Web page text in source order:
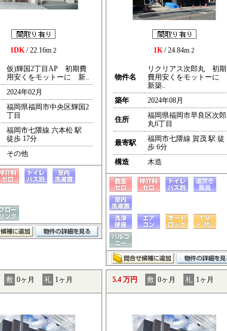
1DK/ 22.16m 2
仮)輝国2丁目AP 初期費
用安くをモットーに 新..
2024年02月
福岡県福岡市中央区輝国2
丁目
福岡市七隈線 六本松 駅
徒歩 17分
その他
1K/ 24.84m 2
物件名
リクリアス次郎丸 初期
費用安くをモットーに
新築..
築年
2024年08月
住所
福岡県福岡市早良区次郎
丸6丁目
最寄駅
福岡市七隈線 賀茂 駅 徒
歩 6分
構造
木造
敷 0ヶ月 礼 1ヶ月 5.4 万円 敷 0ヶ月 礼 1ヶ月